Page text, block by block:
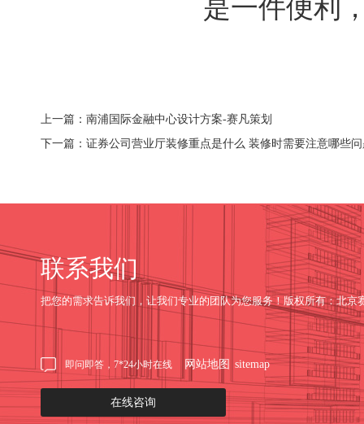
是一件便利
上一篇：南浦国际金融中心设计方案-赛凡策划
下一篇：证券公司营业厅装修重点是什么 装修时需要注意哪些
联系我们
把您的需求告诉我们，让我们专业的团队为您服务！版权所有：北京
即问即答，7*24小时在线 网站地图 sitemap
在线咨询